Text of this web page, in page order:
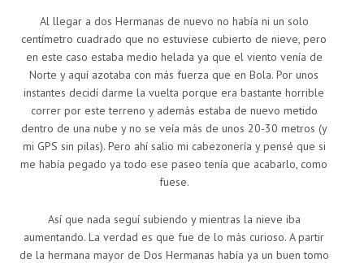
Al llegar a dos Hermanas de nuevo no había ni un solo
centímetro cuadrado que no estuviese cubierto de nieve, pero
en este caso estaba medio helada ya que el viento venía de
Norte y aquí azotaba con más fuerza que en Bola. Por unos
instantes decidí darme la vuelta porque era bastante horrible
correr por este terreno y además estaba de nuevo metido
dentro de una nube y no se veía más de unos 20-30 metros (y
mi GPS sin pilas). Pero ahí salio mi cabezonería y pensé que si
me había pegado ya todo ese paseo tenía que acabarlo, como
fuese.
Así que nada seguí subiendo y mientras la nieve iba
aumentando. La verdad es que fue de lo más curioso. A partir
de la hermana mayor de Dos Hermanas había ya un buen tomo